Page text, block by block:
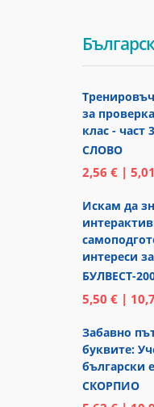
за
клас - част
СЛОВО
2,56 € |
Искам да
интереси
БУЛВЕСТ-
5,50 € |
Забавно
буквите:
български
СКОРПИО